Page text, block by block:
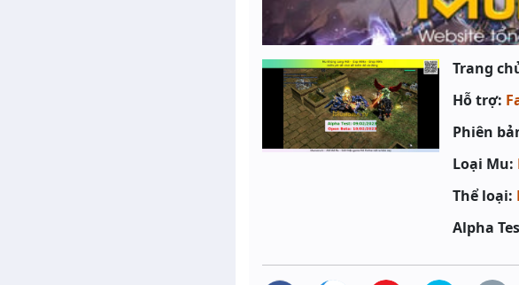
Trang
Hỗ trợ:
Phiên
Loại Mu:
Thể loại:
Alpha